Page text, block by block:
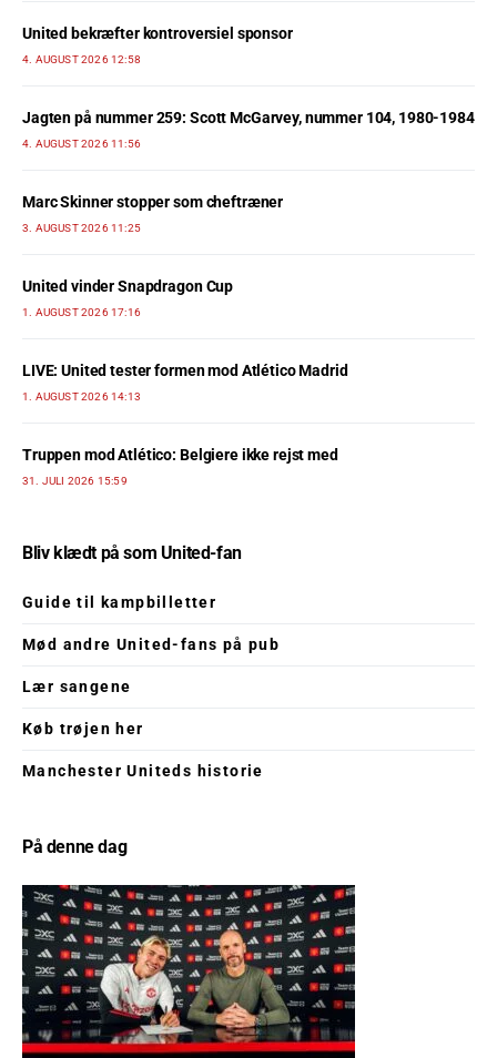
United bekræfter kontroversiel sponsor
4. AUGUST 2026 12:58
Jagten på nummer 259: Scott McGarvey, nummer 104, 1980-1984
4. AUGUST 2026 11:56
Marc Skinner stopper som cheftræner
3. AUGUST 2026 11:25
United vinder Snapdragon Cup
1. AUGUST 2026 17:16
LIVE: United tester formen mod Atlético Madrid
1. AUGUST 2026 14:13
Truppen mod Atlético: Belgiere ikke rejst med
31. JULI 2026 15:59
Bliv klædt på som United-fan
Guide til kampbilletter
Mød andre United-fans på pub
Lær sangene
Køb trøjen her
Manchester Uniteds historie
På denne dag